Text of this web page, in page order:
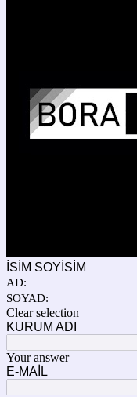
İSİM SOYİSİM
AD:
SOYAD:
Clear selection
KURUM ADI
Your answer
E-MAİL